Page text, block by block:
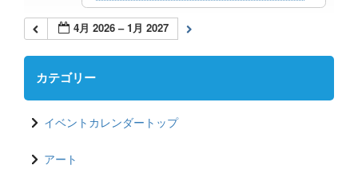
4月 2026 – 1月 2027
カテゴリー
イベントカレンダートップ
アート